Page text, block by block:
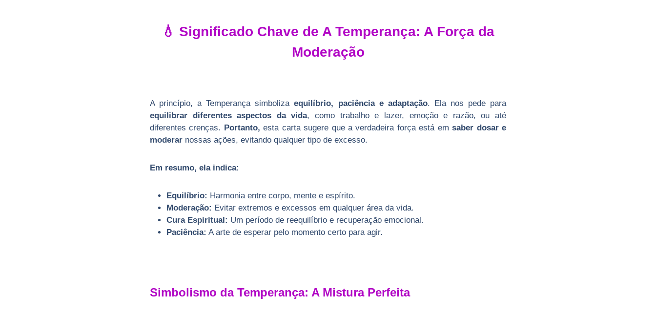
💧 Significado Chave de A Temperança: A Força da
Moderação
A princípio, a Temperança simbolizaequilíbrio, paciência e adaptação. Ela nos pede para
equilibrar diferentes aspectos da vida, como trabalho e lazer, emoção e razão, ou até
diferentes crenças. Portanto, esta carta sugere que a verdadeira força está emsaber dosar e
moderar nossas ações, evitando qualquer tipo de excesso.
Em resumo, ela indica:
Equilíbrio: Harmonia entre corpo, mente e espírito.
Moderação: Evitar extremos e excessos em qualquer área da vida.
Cura Espiritual: Um período de reequilíbrio e recuperação emocional.
Paciência: A arte de esperar pelo momento certo para agir.
Simbolismo da Temperança: A Mistura Perfeita